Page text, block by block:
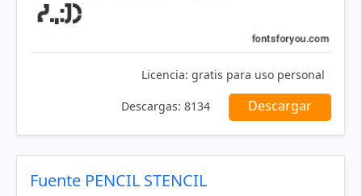
Licencia: gratis para uso personal
Descargas: 8134 Descargar
Fuente PENCIL STENCIL